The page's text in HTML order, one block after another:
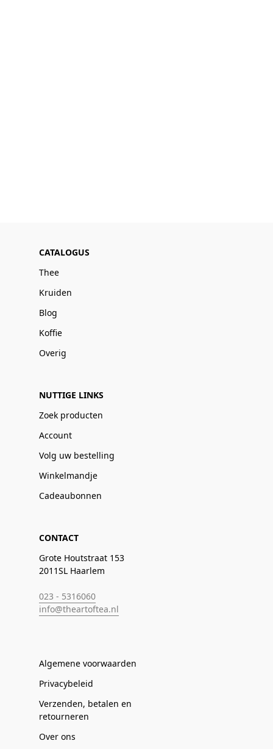
CATALOGUS
Thee
Kruiden
Blog
Koffie
Overig
NUTTIGE LINKS
Zoek producten
Account
Volg uw bestelling
Winkelmandje
Cadeaubonnen
CONTACT
Grote Houtstraat 153
2011SL Haarlem
023 - 5316060
info@theartoftea.nl
Algemene voorwaarden
Privacybeleid
Verzenden, betalen en
retourneren
Over ons